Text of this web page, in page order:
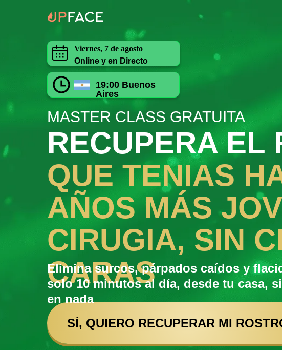
SÍ, QUIERO RECUPERAR MI
19:00 Buenos
Aires
Online y en Directo
MASTER CLASS GRATUITA
RECUPERA EL
QUE TENIAS
AÑOS MÁS
CIRUGIA, SIN
CARAS
Elimina surcos, párpados caídos y
solo 10 minutos al día, desde tu casa,
en nada
Viernes, 7 de agosto